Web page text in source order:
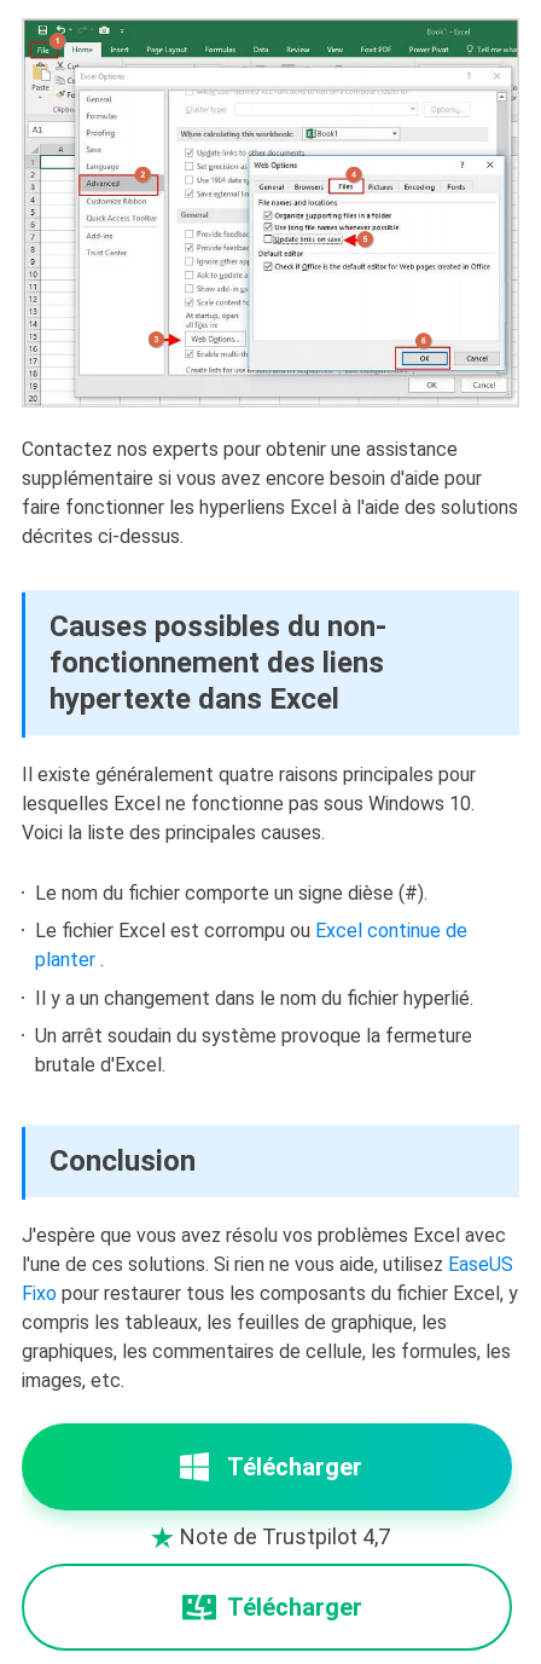
Contactez nos experts pour obtenir une assistance
supplémentaire si vous avez encore besoin d'aide pour
faire fonctionner les hyperliens Excel à l'aide des solutions
décrites ci-dessus.
Causes possibles du non-
fonctionnement des liens
hypertexte dans Excel
Il existe généralement quatre raisons principales pour
lesquelles Excel ne fonctionne pas sous Windows 10.
Voici la liste des principales causes.
Le nom du fichier comporte un signe dièse (#).
Le fichier Excel est corrompu ou Excel continue de
planter .
Il y a un changement dans le nom du fichier hyperlié.
Un arrêt soudain du système provoque la fermeture
brutale d'Excel.
Conclusion
J'espère que vous avez résolu vos problèmes Excel avec
l'une de ces solutions. Si rien ne vous aide, utilisez EaseUS
Fixopour restaurer tous les composants du fichier Excel, y
compris les tableaux, les feuilles de graphique, les
graphiques, les commentaires de cellule, les formules, les
images, etc.
Télécharger
 Note de Trustpilot 4,7
Télécharger